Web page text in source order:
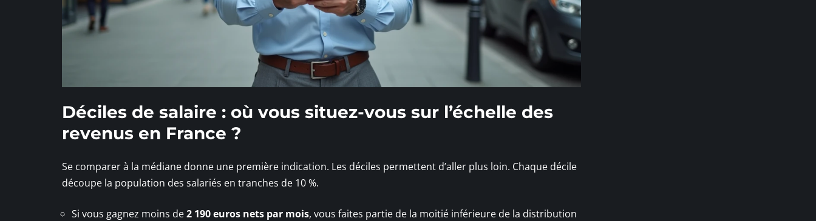
Déciles de salaire : où vous situez-vous sur l’échelle des
revenus en France ?
Se comparer à la médiane donne une première indication. Les déciles permettent d’aller plus loin. Chaque décile
découpe la population des salariés en tranches de 10 %.
Si vous gagnez moins de2 190 euros nets par mois, vous faites partie de la moitié inférieure de la distribution